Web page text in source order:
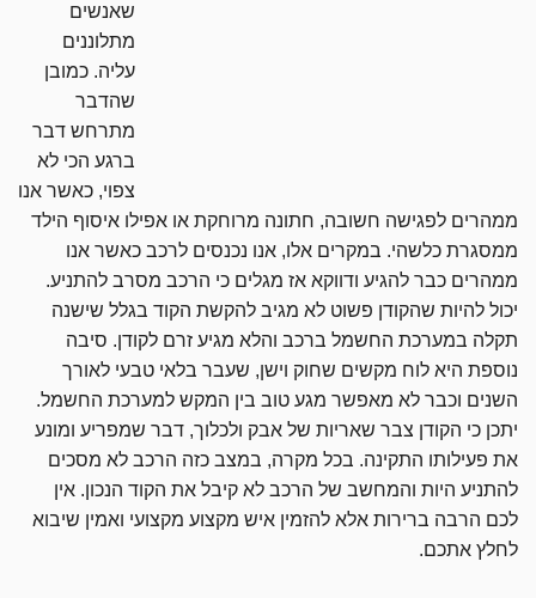
שאנשים
מתלוננים
עליה. כמובן
שהדבר
מתרחש דבר
ברגע הכי לא
צפוי, כאשר אנו
ממהרים לפגישה חשובה, חתונה מרוחקת או אפילו איסוף הילד
ממסגרת כלשהי. במקרים אלו, אנו נכנסים לרכב כאשר אנו
ממהרים כבר להגיע ודווקא אז מגלים כי הרכב מסרב להתניע.
יכול להיות שהקודן פשוט לא מגיב להקשת הקוד בגלל שישנה
תקלה במערכת החשמל ברכב והלא מגיע זרם לקודן. סיבה
נוספת היא לוח מקשים שחוק וישן, שעבר בלאי טבעי לאורך
השנים וכבר לא מאפשר מגע טוב בין המקש למערכת החשמל.
יתכן כי הקודן צבר שאריות של אבק ולכלוך, דבר שמפריע ומונע
את פעילותו התקינה. בכל מקרה, במצב כזה הרכב לא מסכים
להתניע היות והמחשב של הרכב לא קיבל את הקוד הנכון. אין
לכם הרבה ברירות אלא להזמין איש מקצוע מקצועי ואמין שיבוא
לחלץ אתכם.